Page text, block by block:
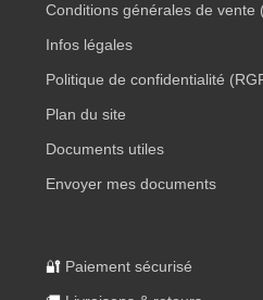
Conditions générales de vente
Infos légales
Politique de confidentialité
Plan du site
Documents utiles
Envoyer mes documents
🔐 Paiement sécurisé